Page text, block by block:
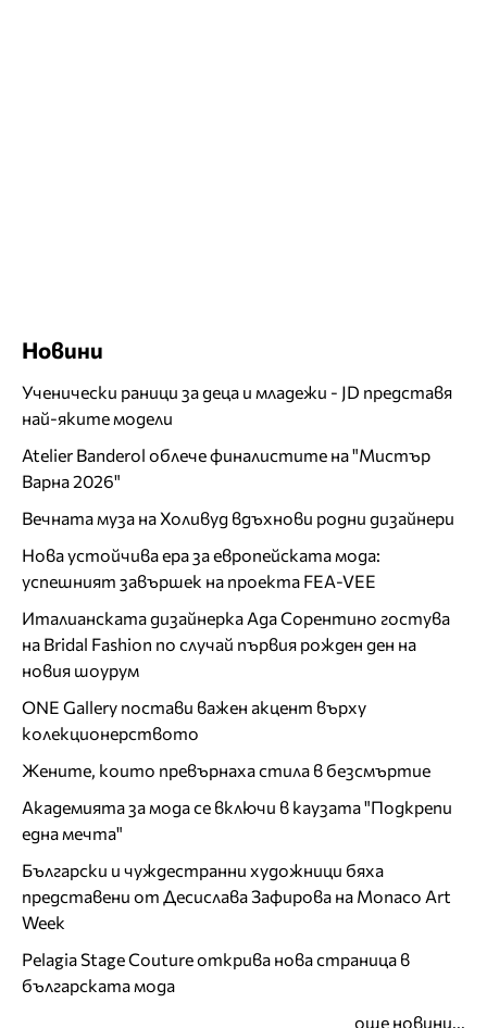
Новини
Ученически раници за деца и младежи - JD представя
най-яките модели
Atelier Banderol облече финалистите на "Мистър
Варна 2026"
Вечната муза на Холивуд вдъхнови родни дизайнери
Нова устойчива ера за европейската мода:
успешният завършек на проекта FEA-VEE
Италианската дизайнерка Ада Сорентино гостува
на Bridal Fashion по случай първия рожден ден на
новия шоурум
ONE Gallery постави важен акцент върху
колекционерството
Жените, които превърнаха стила в безсмъртие
Академията за мода се включи в каузата "Подкрепи
една мечта"
Български и чуждестранни художници бяха
представени от Десислава Зафирова на Monaco Art
Week
Pelagia Stage Couture открива нова страница в
българската мода
още новини...